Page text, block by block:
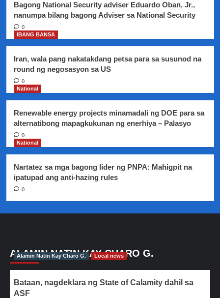
sa
isang
sa
Maynila
Bagong National Security adviser Eduardo Oban, Jr.,
nanumpa bilang bagong Adviser sa National Security
0
IBANG BANSA
Iran, wala pang nakatakdang petsa para sa susunod na
round ng negosasyon sa US
0
National
Renewable energy projects minamadali ng DOE para sa
alternatibong mapagkukunan ng enerhiya – Palasyo
0
National
Nartatez sa mga bagong lider ng PNPA: Mahigpit na
ipatupad ang anti-hazing rules
0
ALAMIN NATIN KAY CHARO G.
Alamin Natin Kay Charo G. Local news
Bataan, nagdeklara ng State of Calamity dahil sa
ASF